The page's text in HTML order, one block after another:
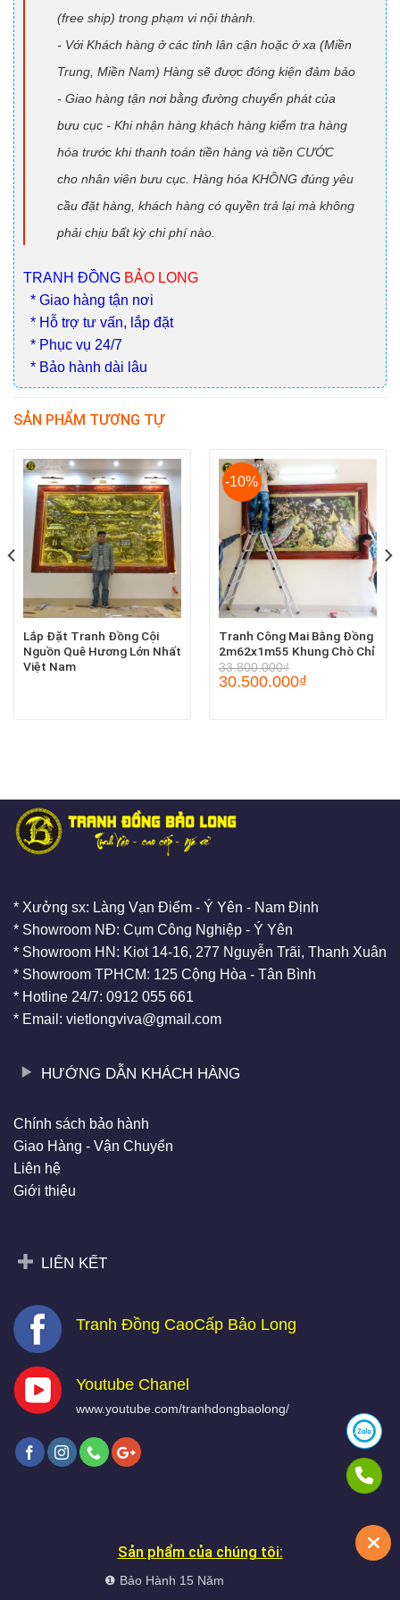
(free ship) trong phạm vi nội thành.
- Với Khách hàng ở các tỉnh lân cận hoặc ở xa (Miền
Trung, Miền Nam) Hàng sẽ được đóng kiện đảm bảo
- Giao hàng tận nơi bằng đường chuyển phát của
bưu cục - Khi nhận hàng khách hàng kiểm tra hàng
hóa trước khi thanh toán tiền hàng và tiền CƯỚC
cho nhân viên bưu cục. Hàng hóa KHÔNG đúng yêu
cầu đặt hàng, khách hàng có quyền trả lại mà không
phải chịu bất kỳ chi phí nào.
TRANH ĐỒNG BẢO LONG
* Giao hàng tận nơi
* Hỗ trợ tư vấn, lắp đặt
* Phục vụ 24/7
* Bảo hành dài lâu
SẢN PHẨM TƯƠNG TỰ
Lắp Đặt Tranh Đồng Cội
Nguồn Quê Hương Lớn Nhất
Việt Nam
-10%
Tranh Công Mai Bằng Đồng
2m62x1m55 Khung Chò Chỉ
33.800.000₫
30.500.000₫
* Xưởng sx: Làng Vạn Điểm - Ý Yên - Nam Định
* Showroom NĐ: Cụm Công Nghiệp - Ý Yên
* Showroom HN: Kiot 14-16, 277 Nguyễn Trãi, Thanh Xuân
* Showroom TPHCM: 125 Cộng Hòa - Tân Bình
* Hotline 24/7: 0912 055 661
* Email: vietlongviva@gmail.com
HƯỚNG DẪN KHÁCH HÀNG
Chính sách bảo hành
Giao Hàng - Vận Chuyển
Liên hệ
Giới thiệu
LIÊN KẾT
Tranh Đồng CaoCấp Bảo Long
Youtube Chanel
www.youtube.com/tranhdongbaolong/
Sản phẩm của chúng tôi:
❶ Bảo Hành 15 Năm